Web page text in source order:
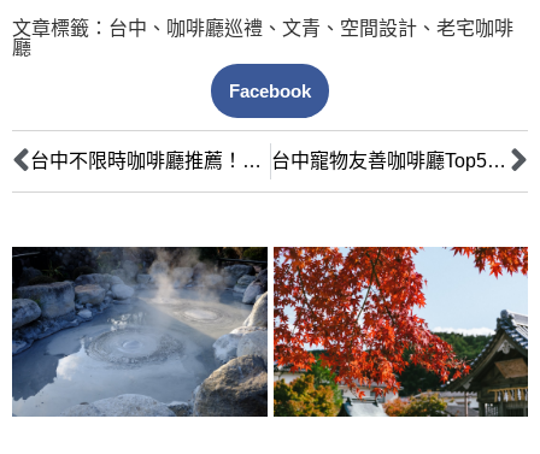
文章標籤： 台中 、 咖啡廳巡禮 、 文青 、 空間設計 、 老宅咖啡
廳
Facebook
台中不限時咖啡廳推薦！久坐工作讀書超人氣名單（插座WiFi、環境氛圍、低消全攻略） 台中寵物友善咖啡廳Top5：毛孩悠閒午後！牽繩/寵物餐點/戶外區全攻略